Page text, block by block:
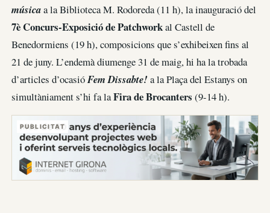
músicaa la Biblioteca M. Rodoreda (11 h), la inauguració del
7è Concurs-Exposició de Patchworkal Castell de
Benedormiens (19 h), composicions que s’exhibeixen fins al
21 de juny. L’endemà diumenge 31 de maig, hi ha la trobada
d’articles d’ocasió Fem Dissabte!a la Plaça del Estanys on
simultàniament s’hi fa laFira de Brocanters (9-14 h).
PUBLICITAT